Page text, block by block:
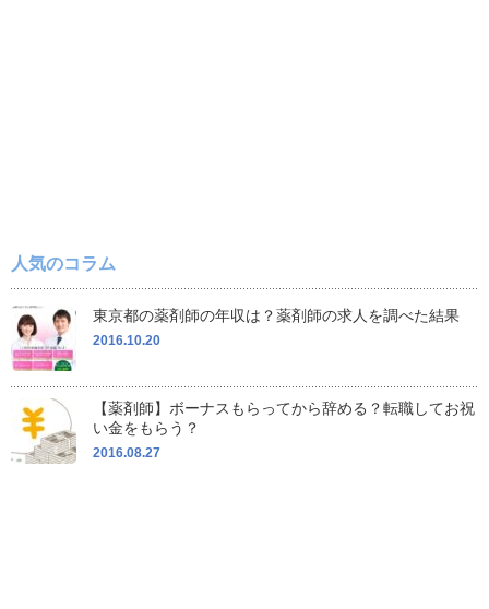
人気のコラム
東京都の薬剤師の年収は？薬剤師の求人を調べた結果
2016.10.20
【薬剤師】ボーナスもらってから辞める？転職してお祝
い金をもらう？
2016.08.27